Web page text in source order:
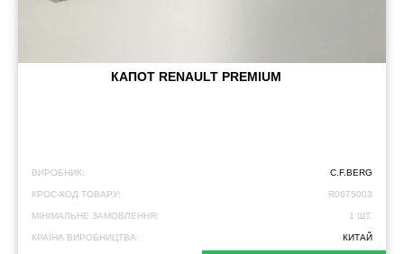
КАПОТ RENAULT PREMIUM
ВИРОБНИК: C.F.BERG
КРОС-КОД ТОВАРУ: R0675003
МІНІМАЛЬНЕ ЗАМОВЛЕННЯ: 1 ШТ.
КРАЇНА ВИРОБНИЦТВА: КИТАЙ